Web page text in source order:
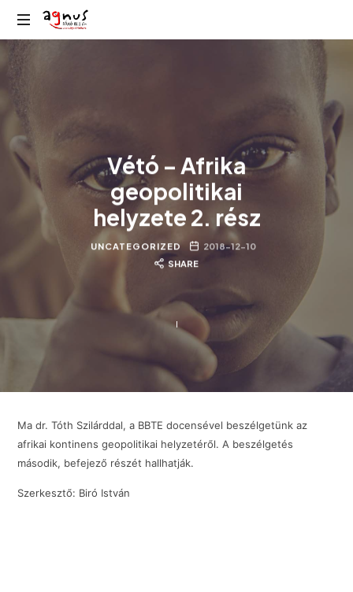
Agnus
Vétó – Afrika
geopolitikai
helyzete 2. rész
UNCATEGORIZED
2018-12-10
SHARE
Ma dr. Tóth Szilárddal, a BBTE docensével beszélgetünk az
afrikai kontinens geopolitikai helyzetéről. A beszélgetés
második, befejező részét hallhatják.
Szerkesztő: Biró István